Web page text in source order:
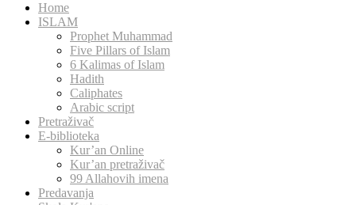
Home
ISLAM
Prophet Muhammad
Five Pillars of Islam
6 Kalimas of Islam
Hadith
Caliphates
Arabic script
Pretraživač
E-biblioteka
Kur’an Online
Kur’an pretraživač
99 Allahovih imena
Predavanja